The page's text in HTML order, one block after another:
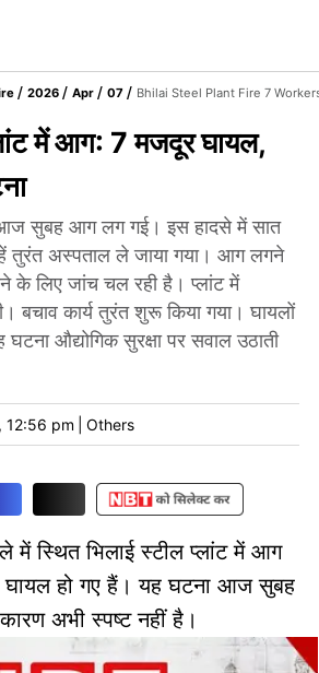
2026 Apr 07 Bhilai Steel Plant Fire 7
में आग: 7 मजदूर घायल,
आज सुबह आग लग गई। इस हादसे में सात
तुरंत अस्पताल ले जाया गया। आग लगने
के लिए जांच चल रही है। प्लांट में
बचाव कार्य तुरंत शुरू किया गया। घायलों
औद्योगिक सुरक्षा पर सवाल उठाती
12:56 pm Others
में स्थित भिलाई स्टील प्लांट में आग
हो गए हैं। यह घटना आज सुबह
अभी स्पष्ट नहीं है।